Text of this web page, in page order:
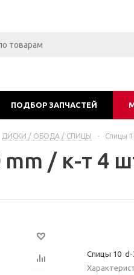
ПОДБОР ЗАПЧАСТЕЙ
ДИСКИ / ОБОДА / СПИЦЫ - Спицы
/ к-т 4
Спицы 10 d-